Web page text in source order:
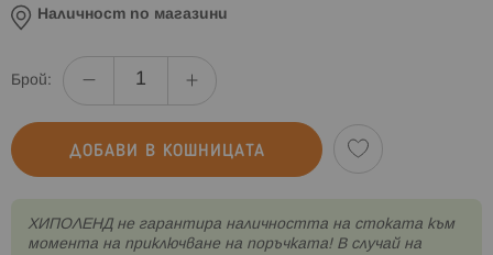
Наличност по магазини
Брой:
ДОБАВИ В КОШНИЦАТА
XИПОЛЕНД не гарантира наличността на стоката към
момента на приключване на поръчката! В случай на